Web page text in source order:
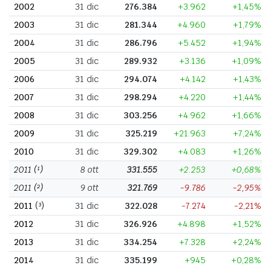
2002
31 dic 276.384 +3.962
+1,45%
2003
31 dic 281.344 +4.960
+1,79%
2004
31 dic 286.796 +5.452
+1,94%
2005
31 dic 289.932 +3.136
+1,09%
2006
31 dic 294.074 +4.142
+1,43%
2007
31 dic 298.294 +4.220
+1,44%
2008
31 dic 303.256 +4.962
+1,66%
2009
31 dic 325.219 +21.963
+7,24%
2010
31 dic 329.302 +4.083
+1,26%
2011 (¹) 8 ott 331.555 +2.253
+0,68%
2011 (²) 9 ott 321.769 -9.786
-2,95%
2011 (³) 31 dic 322.028 -7.274
-2,21%
2012
31 dic 326.926 +4.898
+1,52%
2013
31 dic 334.254 +7.328
+2,24%
2014
31 dic 335.199 +945
+0,28%